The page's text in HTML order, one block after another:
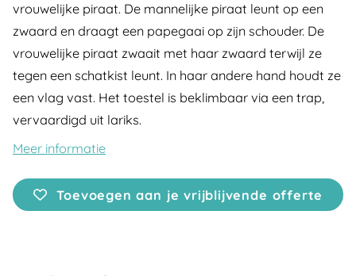
vrouwelijke piraat. De mannelijke piraat leunt op een
zwaard en draagt een papegaai op zijn schouder. De
vrouwelijke piraat zwaait met haar zwaard terwijl ze
tegen een schatkist leunt. In haar andere hand houdt ze
een vlag vast. Het toestel is beklimbaar via een trap,
vervaardigd uit lariks.
Meer informatie
Toevoegen aan je vrijblijvende offerte